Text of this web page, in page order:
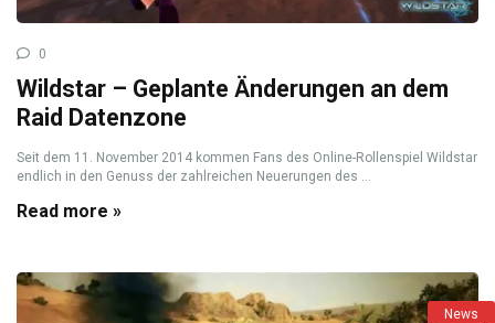
0
Wildstar – Geplante Änderungen an dem
Raid Datenzone
Seit dem 11. November 2014 kommen Fans des Online-Rollenspiel Wildstar
endlich in den Genuss der zahlreichen Neuerungen des ...
Read more »
News